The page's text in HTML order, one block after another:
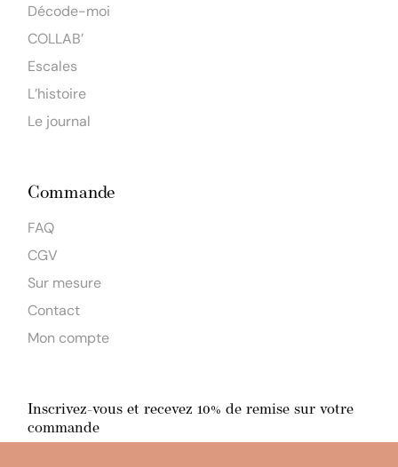
Décode-moi
COLLAB’
Escales
L’histoire
Le journal
Commande
FAQ
CGV
Sur mesure
Contact
Mon compte
Inscrivez-vous et recevez 10% de remise sur votre
commande